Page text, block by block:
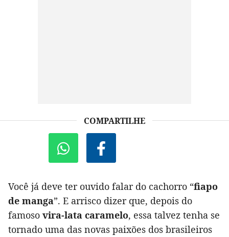
COMPARTILHE
Você já deve ter ouvido falar do cachorro “fiapo
de manga”. E arrisco dizer que, depois do
famoso vira-lata caramelo, essa talvez tenha se
tornado uma das novas paixões dos brasileiros